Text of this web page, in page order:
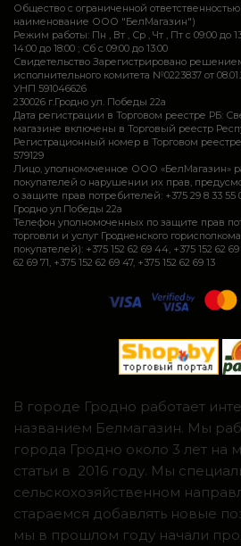
Общество с ограниченной
наименование ООО "БелМагазин")
Режим работы: Пн , Вт , Ср , Чт , Пт c 09:00 до
14:00 до 18:00 ; Сб c 09:00 до 13:00
Свидетельство Зарегистрировано
исполнительного комитета №0223837 от
УНП 591046626
230026 г.Гродно ул. Победы 22а
Дата регистрации в Торговом реестре РБ:
магазине включены в Торговый реестр
Регистрационный номер в Торговом
579129
Лицо, уполномоченное ООО «БелМагазин»
покупателей о нарушении их прав,
о защите прав потребителей: +375 29 8 33 55
Гродно ул.Победы 22а
Телефон уполномоченных по защите прав
торговли и услуг Гродненского
покупателей): +375 152 62 69 44, +375 152 62 69
62 69 71, +375 152 62 69 47, +375 152 62 69 13
В городе Гродно работает
названием Белмагазин. Мы
города Гродно около 3 лет на
статьи в 2016 году. Мы
сельскохозяйственном
стараемся добавлять новые
мы в прошлом году начали